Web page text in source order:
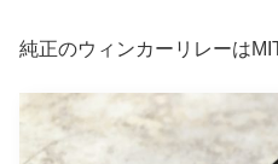
純正のウィンカーリレーは